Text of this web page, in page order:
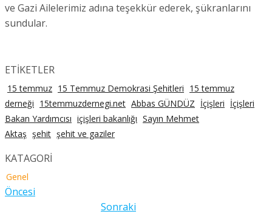
ve Gazi Ailelerimiz adına teşekkür ederek, şükranlarını
sundular.
ETİKETLER
15 temmuz 15 Temmuz Demokrasi Şehitleri 15 temmuz
derneği 15temmuzdernegi.net Abbas GÜNDÜZ İçişleri İçişleri
Bakan Yardımcısı içişleri bakanlığı Sayın Mehmet
Aktaş şehit şehit ve gaziler
KATAGORİ
Genel
Öncesi
Sonraki